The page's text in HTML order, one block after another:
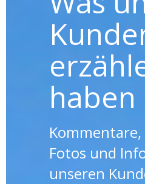
haben
Fotos und
unseren